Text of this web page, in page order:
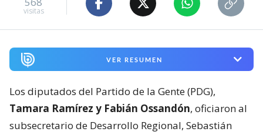
visitas
VER RESUMEN
Los diputados del Partido de la Gente (PDG),
Tamara Ramírez y Fabián Ossandón, oficiaron al
subsecretario de Desarrollo Regional, Sebastián